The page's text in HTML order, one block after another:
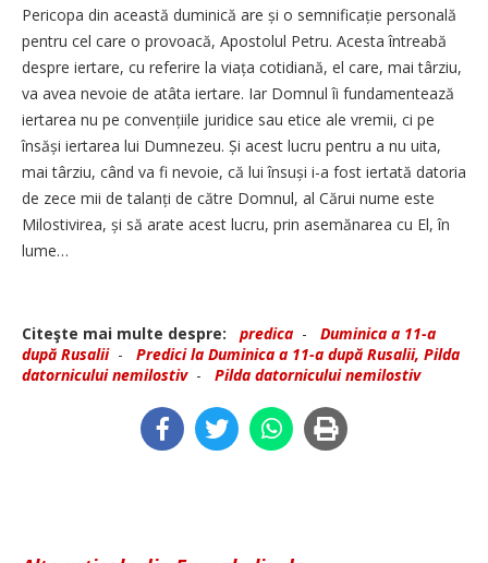
Pericopa din această duminică are și o semnificație personală
pentru cel care o provoacă, Apostolul Petru. Acesta întreabă
despre iertare, cu referire la viața cotidiană, el care, mai târziu,
va avea nevoie de atâta iertare. Iar Domnul îi fundamentează
iertarea nu pe convențiile juridice sau etice ale vremii, ci pe
însăși iertarea lui Dumnezeu. Și acest lucru pentru a nu uita,
mai târziu, când va fi nevoie, că lui însuși i-a fost iertată datoria
de zece mii de talanți de către Domnul, al Cărui nume este
Milostivirea, și să arate acest lucru, prin asemănarea cu El, în
lume…
Citeşte mai multe despre: predica - Duminica a 11-a
după Rusalii- Predici la Duminica a 11-a după Rusalii, Pilda
datornicului nemilostiv- Pilda datornicului nemilostiv